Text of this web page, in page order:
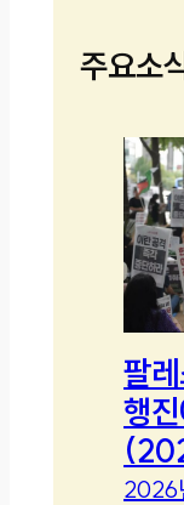
주요소
팔
행
2026